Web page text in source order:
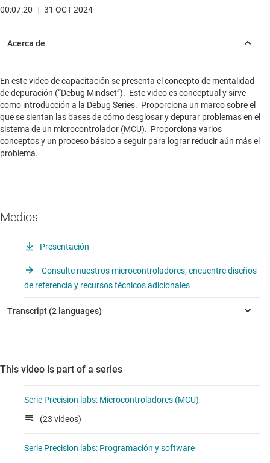
00:07:20 | 31 OCT 2024
En este video de capacitación se presenta el concepto de mentalidad
de depuración (“Debug Mindset”). Este video es conceptual y sirve
como introducción a la Debug Series. Proporciona un marco sobre el
que se sientan las bases de cómo desglosar y depurar problemas en el
sistema de un microcontrolador (MCU). Proporciona varios
conceptos y un proceso básico a seguir para lograr reducir aún más el
problema.
Medios
Presentación
Consulte nuestros microcontroladores; encuentre diseños
de referencia y recursos técnicos adicionales
This video is part of a series
Serie Precision labs: Microcontroladores (MCU)
(23 videos)
Serie Precision labs: Programación y software